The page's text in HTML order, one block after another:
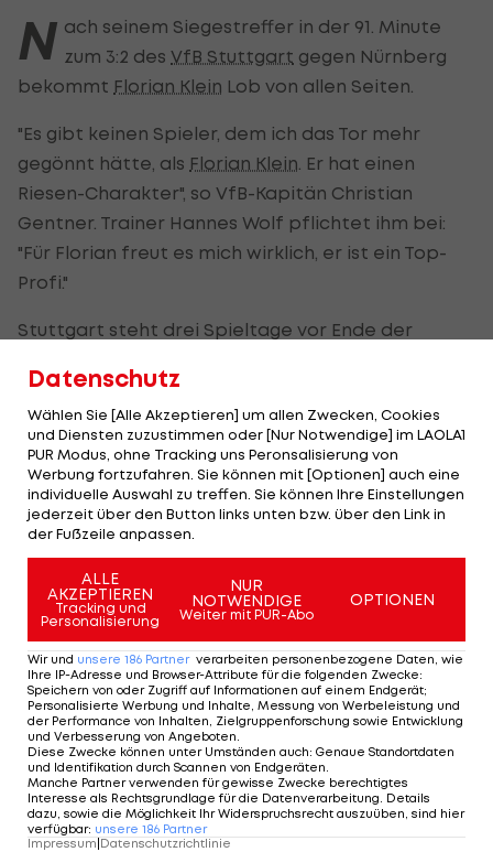
N ach seinem Siegestreffer in der 91. Minute
zum 3:2 des VfB Stuttgart gegen Nürnberg
bekommt Florian Klein Lob von allen Seiten.
"Es gibt keinen Spieler, dem ich das Tor mehr
gegönnt hätte, als Florian Klein . Er hat einen
Riesen-Charakter", so VfB-Kapitän Christian
Gentner. Trainer Hannes Wolf pflichtet ihm bei:
"Für Florian freut es mich wirklich, er ist ein Top-
Profi."
Stuttgart steht drei Spieltage vor Ende der
Wiederaufstieg steht wohl kurz bevor.
Klein wird jedoch ab der kommenden Saison nicht
mehr bei Stuttgart spielen, der Vertrag des 30-
jährigen ÖFB-Legionärs wird nicht verlängert.
Für seinen Auftritt gegen Nürnberg bekommt er
von der "Stuttgarter Zeitung" die Note 2, zudem
schreibt das Blatt: "Der größte Auftritt des
Österreichers in diesem Jahr. An seinen
Siegtreffer wird man sich noch lange erinnern,
auch wenn er im Sommer den VfB verlässt."
Mehr zum Thema
Datenschutz
Wählen Sie [Alle Akzeptieren] um allen Zwecken, Cookies
und Diensten zuzustimmen oder [Nur Notwendige] im LAOLA1
PUR Modus, ohne Tracking uns Peronsalisierung von
Werbung fortzufahren. Sie können mit [Optionen] auch eine
individuelle Auswahl zu treffen. Sie können Ihre Einstellungen
jederzeit über den Button links unten bzw. über den Link in
der Fußzeile anpassen.
ALLE
AKZEPTIEREN
Tracking und
Personalisierung
NUR
NOTWENDIGE
Weiter mit PUR-Abo
OPTIONEN
Wir und unsere 186 Partner verarbeiten personenbezogene Daten, wie
Ihre IP-Adresse und Browser-Attribute für die folgenden Zwecke:
Speichern von oder Zugriff auf Informationen auf einem Endgerät;
Personalisierte Werbung und Inhalte, Messung von Werbeleistung und
der Performance von Inhalten, Zielgruppenforschung sowie Entwicklung
und Verbesserung von Angeboten
Diese Zwecke können unter Umständen auch: Genaue Standortdaten
und Identifikation durch Scannen von Endgeräten
Manche Partner verwenden für gewisse Zwecke berechtigtes
Interesse als Rechtsgrundlage für die Datenverarbeitung. Details
dazu, sowie die Möglichkeit Ihr Widerspruchsrecht auszuüben, sind hier
verfügbar: unsere 186 Partner
Impressum|Datenschutzrichtlinie